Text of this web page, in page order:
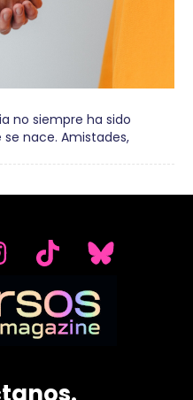
no siempre ha sido
nace. Amistades,